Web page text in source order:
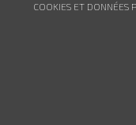
COOKIES ET DONNÉES